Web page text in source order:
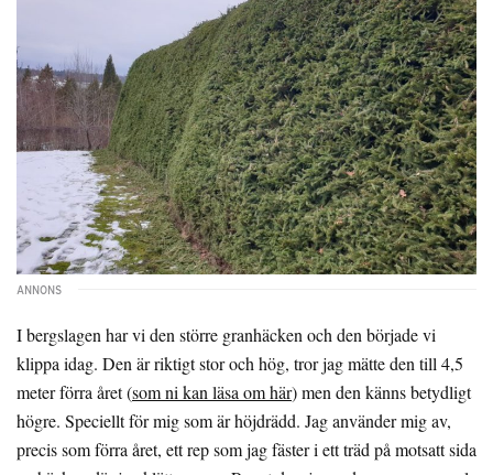
I bergslagen har vi den större granhäcken och den började vi
klippa idag. Den är riktigt stor och hög, tror jag mätte den till 4,5
meter förra året (som ni kan läsa om här) men den känns betydligt
högre. Speciellt för mig som är höjdrädd. Jag använder mig av,
precis som förra året, ett rep som jag fäster i ett träd på motsatt sida